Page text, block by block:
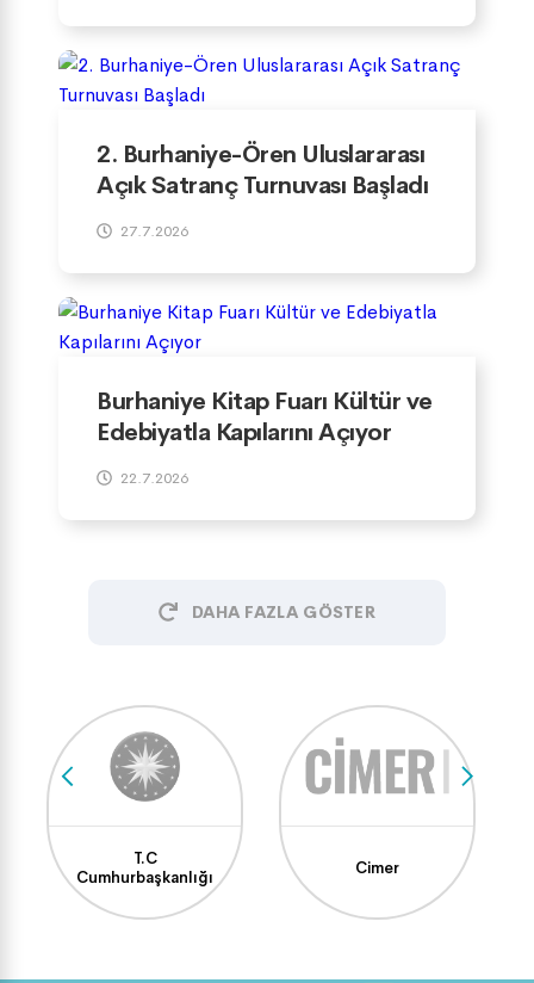
2. Burhaniye-Ören Uluslararası
Açık Satranç Turnuvası Başladı
27.7.2026
Burhaniye Kitap Fuarı Kültür ve
Edebiyatla Kapılarını Açıyor
22.7.2026
DAHA FAZLA GÖSTER
T.C
Cumhurbaşkanlığı
Cimer